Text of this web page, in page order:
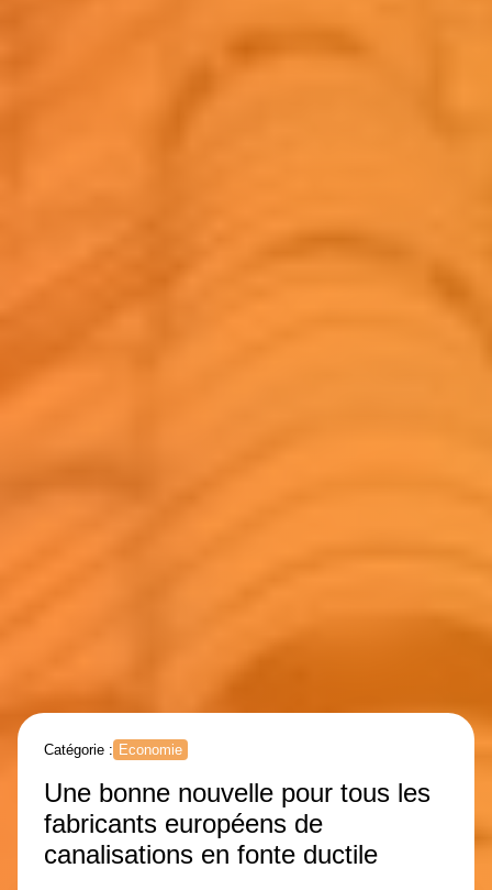
Catégorie : Economie
Une bonne nouvelle pour tous les
fabricants européens de
canalisations en fonte ductile